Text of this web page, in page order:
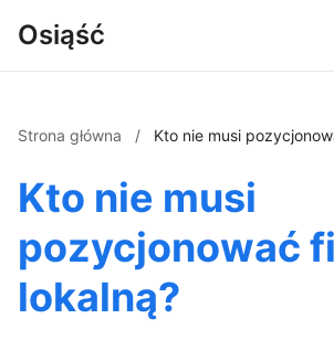
Osiąść
Strona główna / Kto nie musi
Kto nie musi
pozycjonować
lokalną?